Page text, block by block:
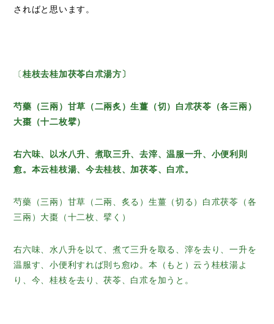
さればと思います。
〔桂枝去桂加茯苓白朮湯方〕
芍藥（三兩）甘草（二兩炙）生薑（切）白朮茯苓（各三兩）
大棗（十二枚擘）
右六味、以水八升、煮取三升、去滓、温服一升、小便利則
愈。本云桂枝湯、今去桂枝、加茯苓、白朮。
芍藥（三兩）甘草（二兩、炙る）生薑（切る）白朮茯苓（各
三兩）大棗（十二枚、擘く）
右六味、水八升を以て、煮て三升を取る、滓を去り、一升を
温服す、小便利すれば則ち愈ゆ。本（もと）云う桂枝湯よ
り、今、桂枝を去り、茯苓、白朮を加うと。